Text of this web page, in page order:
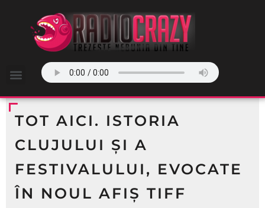
TOT AICI. ISTORIA
CLUJULUI ȘI A
FESTIVALULUI, EVOCATE
ÎN NOUL AFIȘ TIFF